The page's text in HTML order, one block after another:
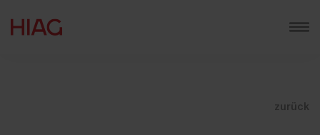
zurück